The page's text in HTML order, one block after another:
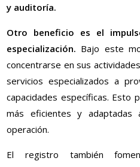
y auditoría.
Otro beneficio es el
especialización. Bajo este
concentrarse en sus
servicios especializados a
capacidades específicas. Esto
más eficientes y adaptadas
operación.
El registro también